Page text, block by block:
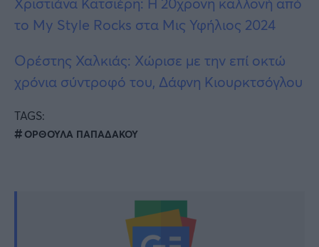
το Μy Style Rocks στα Μις Υφήλιος 2024
Ορέστης Χαλκιάς: Χώρισε με την επί οκτώ
χρόνια σύντροφό του, Δάφνη Κιουρκτσόγλου
TAGS:
ΟΡΘΟΥΛΑ ΠΑΠΑΔΑΚΟΥ